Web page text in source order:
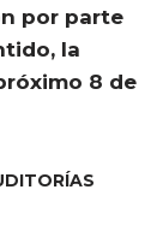
por parte
la
8 de